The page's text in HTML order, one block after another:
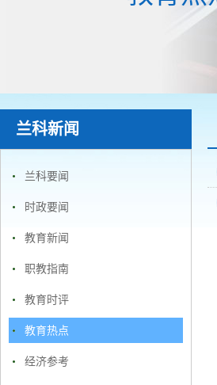
兰科新闻
兰科要闻
时政要闻
教育新闻
职教指南
教育时评
教育热点
经济参考